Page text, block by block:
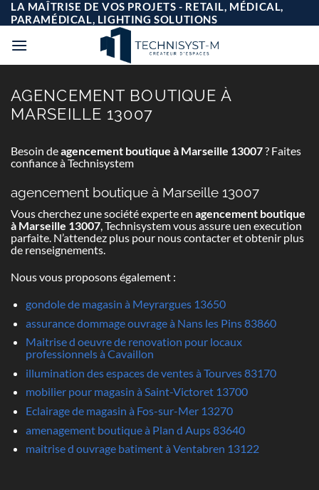
Passer
au
contenu
LA MAÎTRISE DE VOS PROJETS - RETAIL, MÉDICAL,
PARAMÉDICAL, LIGHTING SOLUTIONS
AGENCEMENT BOUTIQUE À
MARSEILLE 13007
Besoin deagencement boutique à Marseille 13007? Faites
confiance à Technisystem
agencement boutique à Marseille 13007
Vous cherchez une société experte en agencement boutique
à Marseille 13007, Technisystem vous assure uen execution
parfaite. N’attendez plus pour nous contacter et obtenir plus
de renseignements.
Nous vous proposons également :
gondole de magasin à Meyrargues 13650
assurance dommage ouvrage à Nans les Pins 83860
Maitrise d oeuvre de renovation pour locaux
professionnels à Cavaillon
illumination des espaces de ventes à Tourves 83170
mobilier pour magasin à Saint-Victoret 13700
Eclairage de magasin à Fos-sur-Mer 13270
amenagement boutique à Plan d Aups 83640
maitrise d ouvrage batiment à Ventabren 13122